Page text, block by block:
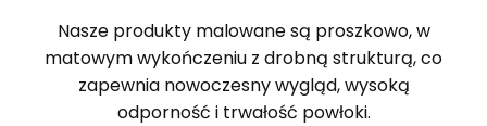
Nasze produkty malowane są proszkowo, w
matowym wykończeniu z drobną strukturą, co
zapewnia nowoczesny wygląd, wysoką
odporność i trwałość powłoki.